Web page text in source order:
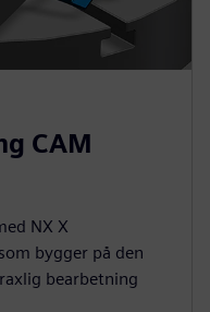
CAM
NX X
bygger på den
bearbetning